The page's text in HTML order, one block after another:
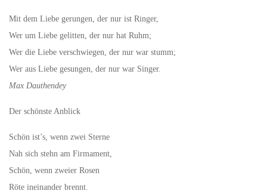
Mit dem Liebe gerungen, der nur ist Ringer,
Wer um Liebe gelitten, der nur hat Ruhm;
Wer die Liebe verschwiegen, der nur war stumm;
Wer aus Liebe gesungen, der nur war Singer.
Max Dauthendey
Der schönste Anblick
Schön ist’s, wenn zwei Sterne
Nah sich stehn am Firmament,
Schön, wenn zweier Rosen
Röte ineinander brennt.